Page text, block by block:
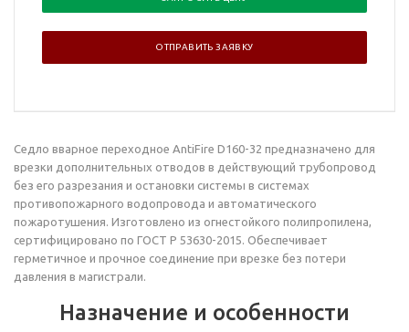
ОТПРАВИТЬ ЗАЯВКУ
Седло вварное переходное AntiFire D160-32 предназначено для
врезки дополнительных отводов в действующий трубопровод
без его разрезания и остановки системы в системах
противопожарного водопровода и автоматического
пожаротушения. Изготовлено из огнестойкого полипропилена,
сертифицировано по ГОСТ Р 53630-2015. Обеспечивает
герметичное и прочное соединение при врезке без потери
давления в магистрали.
Назначение и особенности